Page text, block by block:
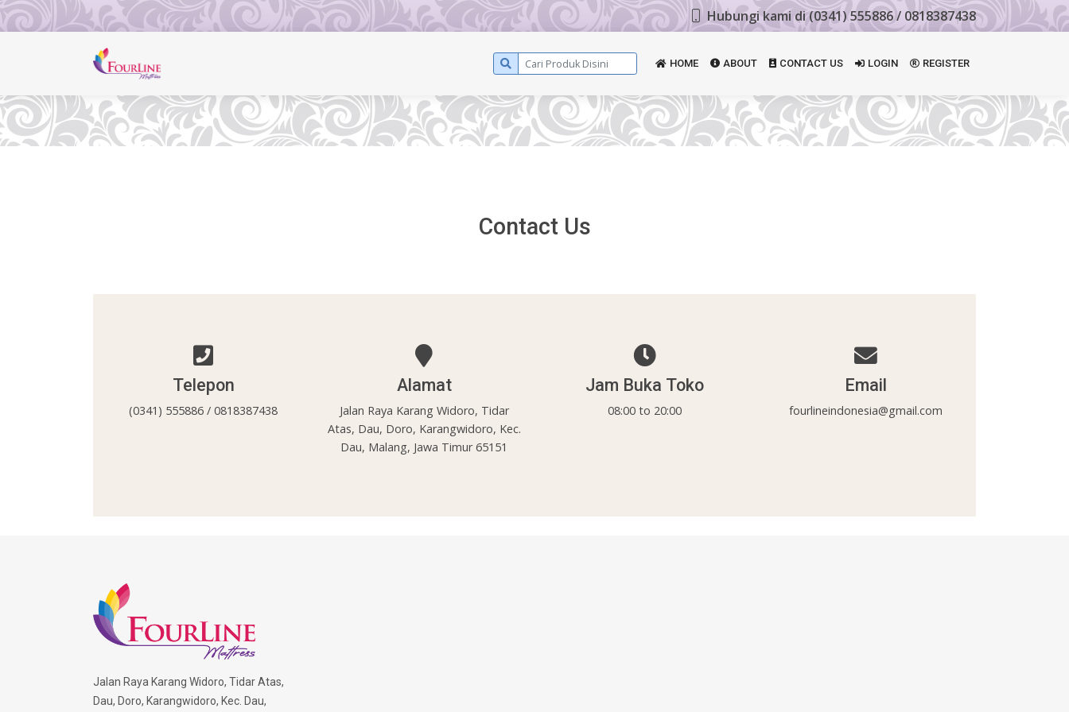
Hubungi kami di (0341) 555886 / 0818387438
HOME ABOUT CONTACT US LOGIN REGISTER
Contact Us
Telepon
(0341) 555886 / 0818387438
Alamat
Jalan Raya Karang Widoro, Tidar
Atas, Dau, Doro, Karangwidoro, Kec.
Dau, Malang, Jawa Timur 65151
Jam Buka Toko
08:00 to 20:00
Email
fourlineindonesia@gmail.com
Jalan Raya Karang Widoro, Tidar Atas,
Dau, Doro, Karangwidoro, Kec. Dau,